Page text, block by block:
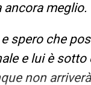
spero che
e lui è sotto
non arriverà